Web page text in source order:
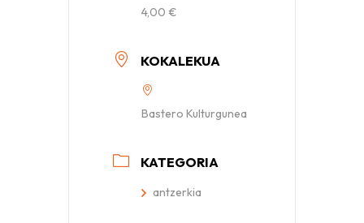
4,00 €
KOKALEKUA
Bastero Kulturgunea
KATEGORIA
antzerkia